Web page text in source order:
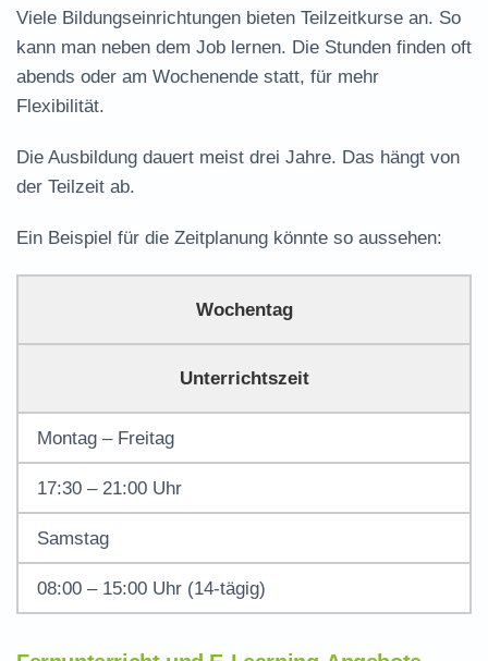
Viele Bildungseinrichtungen bieten Teilzeitkurse an. So
kann man neben dem Job lernen. Die Stunden finden oft
abends oder am Wochenende statt, für mehr
Flexibilität.
Die Ausbildung dauert meist drei Jahre. Das hängt von
der Teilzeit ab.
Ein Beispiel für die Zeitplanung könnte so aussehen:
Wochentag
Unterrichtszeit
Montag – Freitag
17:30 – 21:00 Uhr
Samstag
08:00 – 15:00 Uhr (14-tägig)